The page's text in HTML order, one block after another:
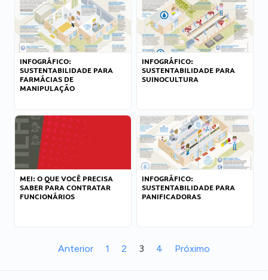
INFOGRÁFICO:
SUSTENTABILIDADE PARA
FARMÁCIAS DE
MANIPULAÇÃO
INFOGRÁFICO:
SUSTENTABILIDADE PARA
SUINOCULTURA
MEI: O QUE VOCÊ PRECISA
SABER PARA CONTRATAR
FUNCIONÁRIOS
INFOGRÁFICO:
SUSTENTABILIDADE PARA
PANIFICADORAS
Anterior 1 2 3 4 Próximo